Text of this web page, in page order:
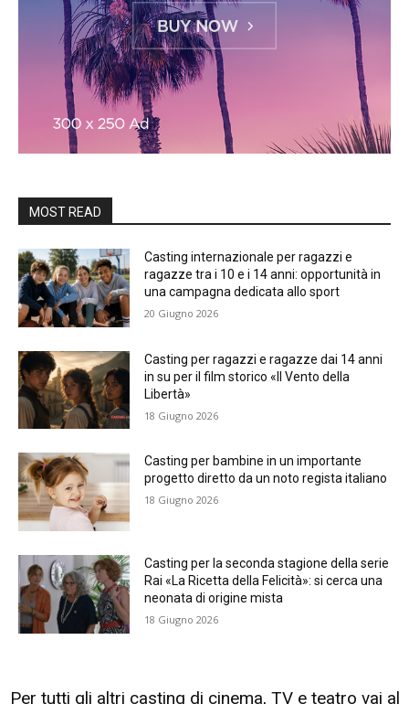
MOST READ
Casting internazionale per ragazzi e
ragazze tra i 10 e i 14 anni: opportunità in
una campagna dedicata allo sport
20 Giugno 2026
Casting per ragazzi e ragazze dai 14 anni
in su per il film storico «Il Vento della
Libertà»
18 Giugno 2026
Casting per bambine in un importante
progetto diretto da un noto regista italiano
18 Giugno 2026
Casting per la seconda stagione della serie
Rai «La Ricetta della Felicità»: si cerca una
neonata di origine mista
18 Giugno 2026
Per tutti gli altri casting di cinema, TV e teatro vai al